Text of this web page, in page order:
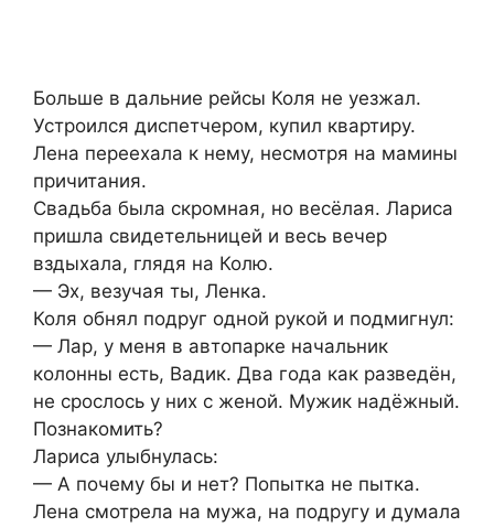
Больше в дальние рейсы Коля не уезжал.
Устроился диспетчером, купил квартиру.
Лена переехала к нему, несмотря на мамины
причитания.
Свадьба была скромная, но весёлая. Лариса
пришла свидетельницей и весь вечер
вздыхала, глядя на Колю.
— Эх, везучая ты, Ленка.
Коля обнял подруг одной рукой и подмигнул:
— Лар, у меня в автопарке начальник
колонны есть, Вадик. Два года как разведён,
не срослось у них с женой. Мужик надёжный.
Познакомить?
Лариса улыбнулась:
— А почему бы и нет? Попытка не пытка.
Лена смотрела на мужа, на подругу и думала